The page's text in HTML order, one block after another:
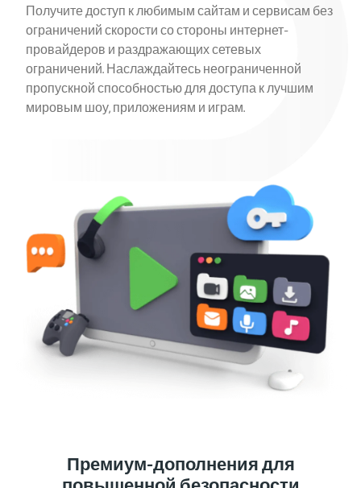
Получите доступ к любимым сайтам и сервисам без
ограничений скорости со стороны интернет-
провайдеров и раздражающих сетевых
ограничений. Наслаждайтесь неограниченной
пропускной способностью для доступа к лучшим
мировым шоу, приложениям и играм.
Премиум-дополнения для